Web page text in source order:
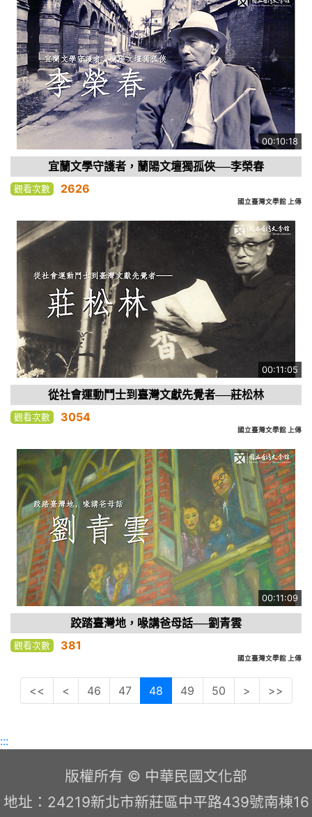
00:10:18
宜蘭文學守護者，蘭陽文壇獨孤俠──李榮春
觀看次數 2626
國立臺灣文學館 上傳
00:11:05
從社會運動鬥士到臺灣文獻先覺者──莊松林
觀看次數 3054
國立臺灣文學館 上傳
00:11:09
跤踏臺灣地，喙講爸母話──劉青雲
觀看次數 381
國立臺灣文學館 上傳
<< < 46 47 48 49 50 > >>
:::
版權所有 © 中華民國文化部
地址：24219新北市新莊區中平路439號南棟16